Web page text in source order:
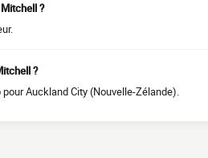
?
?
Auckland City (Nouvelle-Zélande).